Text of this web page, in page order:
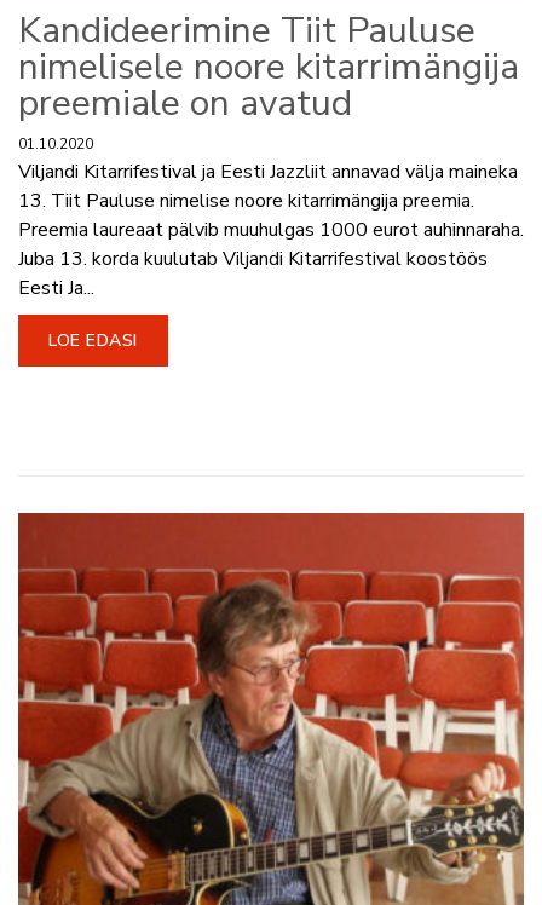
Kandideerimine Tiit Pauluse
nimelisele noore kitarrimängija
preemiale on avatud
01.10.2020
Viljandi Kitarrifestival ja Eesti Jazzliit annavad välja maineka
13. Tiit Pauluse nimelise noore kitarrimängija preemia.
Preemia laureaat pälvib muuhulgas 1000 eurot auhinnaraha.
Juba 13. korda kuulutab Viljandi Kitarrifestival koostöös
Eesti Ja...
LOE EDASI